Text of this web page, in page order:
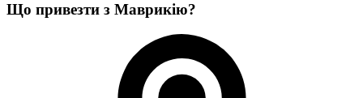
Що привезти з Маврикію?